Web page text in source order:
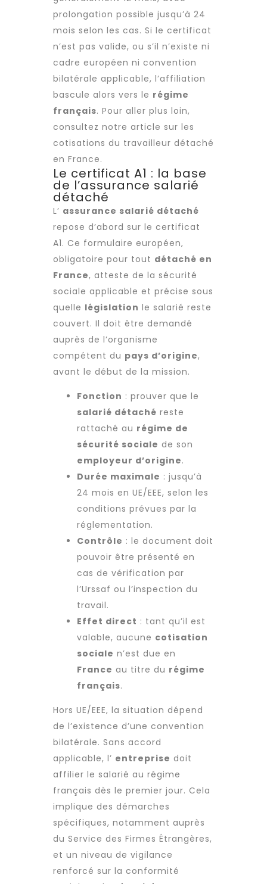
prolongation possible jusqu’à 24
mois selon les cas. Si le certificat
n’est pas valide, ou s’il n’existe ni
cadre européen ni convention
bilatérale applicable, l’affiliation
bascule alors vers le régime
français. Pour aller plus loin,
consultez notre article sur les
cotisations du travailleur détaché
en France.
Le certificat A1 : la base
de l’assurance salarié
détaché
L’ assurance salarié détaché
repose d’abord sur le certificat
A1. Ce formulaire européen,
obligatoire pour tout détaché en
France, atteste de la sécurité
sociale applicable et précise sous
quelle législation le salarié reste
couvert. Il doit être demandé
auprès de l’organisme
compétent du pays d’origine,
avant le début de la mission.
Fonction : prouver que le
salarié détaché reste
rattaché au régime de
sécurité sociale de son
employeur d’origine.
Durée maximale : jusqu’à
24 mois en UE/EEE, selon les
conditions prévues par la
réglementation.
Contrôle : le document doit
pouvoir être présenté en
cas de vérification par
l’Urssaf ou l’inspection du
travail.
Effet direct : tant qu’il est
valable, aucune cotisation
sociale n’est due en
France au titre du régime
français.
Hors UE/EEE, la situation dépend
de l’existence d’une convention
bilatérale. Sans accord
applicable, l’ entreprise doit
affilier le salarié au régime
français dès le premier jour. Cela
implique des démarches
spécifiques, notamment auprès
du Service des Firmes Étrangères,
et un niveau de vigilance
renforcé sur la conformité